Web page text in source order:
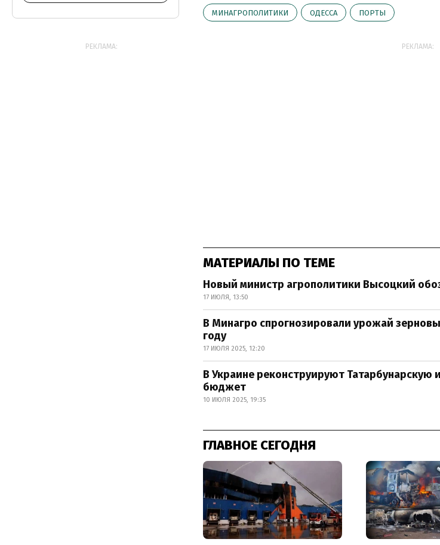
МИНАГРОПОЛИТИКИ ОДЕССА ПОРТЫ
РЕКЛАМА:
МАТЕРИАЛЫ ПО ТЕМЕ
Новый министр агрополитики Высоцкий
17 ИЮЛЯ, 13:50
В Минагро спрогнозировали урожай
году
17 ИЮЛЯ 2025, 12:20
В Украине реконструируют
бюджет
10 ИЮЛЯ 2025, 19:35
ГЛАВНОЕ СЕГОДНЯ
РЕКЛАМА: